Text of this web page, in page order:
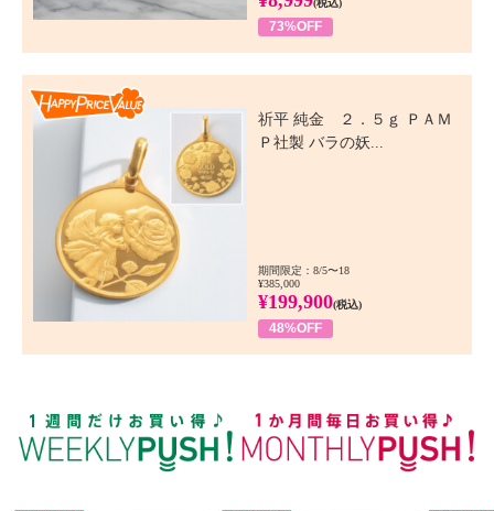
(税込)
73%OFF
祈平 純金 ２．５ｇ ＰＡＭ
Ｐ社製 バラの妖...
期間限定：8/5〜18
¥385,000
¥199,900(税込)
48%OFF